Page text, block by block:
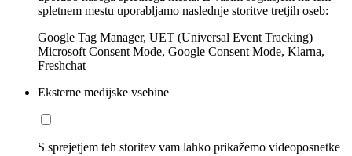
spletnem mestu uporabljamo naslednje storitve tretjih oseb:
Google Tag Manager, UET (Universal Event Tracking)
Microsoft Consent Mode, Google Consent Mode, Klarna,
Freshchat
Eksterne medijske vsebine
S sprejetjem teh storitev vam lahko prikažemo videoposnetke